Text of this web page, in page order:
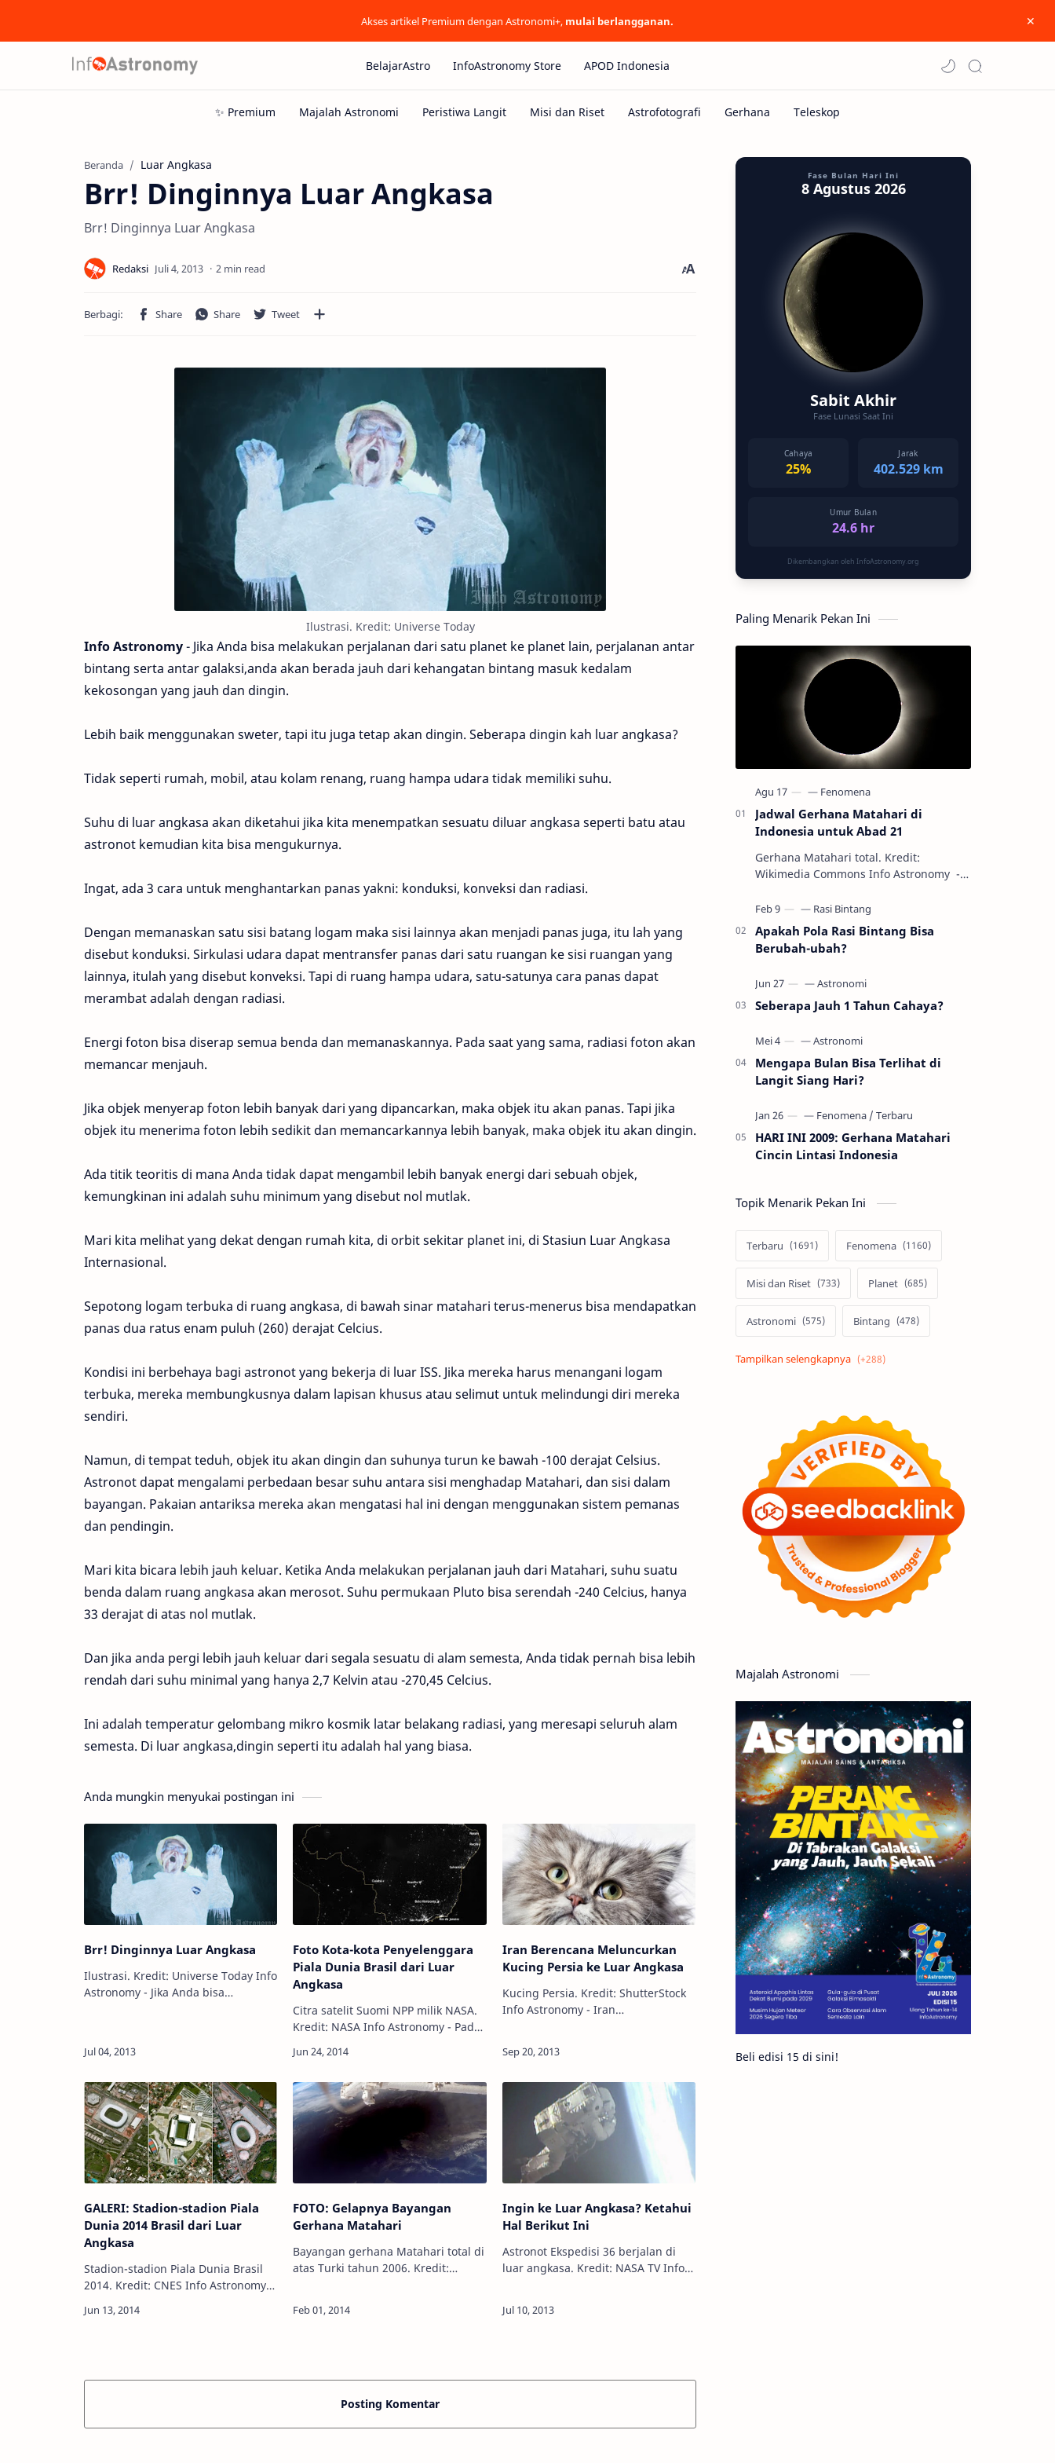
Akses artikel Premium dengan Astronomi+, mulai berlangganan.
BelajarAstro InfoAstronomy Store APOD Indonesia
Beranda Luar Angkasa
Brr! Dinginnya Luar Angkasa
Brr! Dinginnya Luar Angkasa
2 min read
Ilustrasi. Kredit: Universe Today
Info Astronomy- Jika Anda bisa melakukan perjalanan dari satu planet ke planet lain, perjalanan antar
bintang serta antar galaksi,anda akan berada jauh dari kehangatan bintang masuk kedalam
kekosongan yang jauh dan dingin.
Lebih baik menggunakan sweter, tapi itu juga tetap akan dingin. Seberapa dingin kah luar angkasa?
Tidak seperti rumah, mobil, atau kolam renang, ruang hampa udara tidak memiliki suhu.
Suhu di luar angkasa akan diketahui jika kita menempatkan sesuatu diluar angkasa seperti batu atau
astronot kemudian kita bisa mengukurnya.
Ingat, ada 3 cara untuk menghantarkan panas yakni: konduksi, konveksi dan radiasi.
Dengan memanaskan satu sisi batang logam maka sisi lainnya akan menjadi panas juga, itu lah yang
disebut konduksi. Sirkulasi udara dapat mentransfer panas dari satu ruangan ke sisi ruangan yang
lainnya, itulah yang disebut konveksi. Tapi di ruang hampa udara, satu-satunya cara panas dapat
merambat adalah dengan radiasi.
Energi foton bisa diserap semua benda dan memanaskannya. Pada saat yang sama, radiasi foton akan
memancar menjauh.
Jika objek menyerap foton lebih banyak dari yang dipancarkan, maka objek itu akan panas. Tapi jika
objek itu menerima foton lebih sedikit dan memancarkannya lebih banyak, maka objek itu akan dingin.
Ada titik teoritis di mana Anda tidak dapat mengambil lebih banyak energi dari sebuah objek,
kemungkinan ini adalah suhu minimum yang disebut nol mutlak.
Mari kita melihat yang dekat dengan rumah kita, di orbit sekitar planet ini, di Stasiun Luar Angkasa
Internasional.
Sepotong logam terbuka di ruang angkasa, di bawah sinar matahari terus-menerus bisa mendapatkan
panas dua ratus enam puluh (260) derajat Celcius.
Kondisi ini berbehaya bagi astronot yang bekerja di luar ISS. Jika mereka harus menangani logam
terbuka, mereka membungkusnya dalam lapisan khusus atau selimut untuk melindungi diri mereka
sendiri.
Namun, di tempat teduh, objek itu akan dingin dan suhunya turun ke bawah -100 derajat Celsius.
Astronot dapat mengalami perbedaan besar suhu antara sisi menghadap Matahari, dan sisi dalam
bayangan. Pakaian antariksa mereka akan mengatasi hal ini dengan menggunakan sistem pemanas
dan pendingin.
Mari kita bicara lebih jauh keluar. Ketika Anda melakukan perjalanan jauh dari Matahari, suhu suatu
benda dalam ruang angkasa akan merosot. Suhu permukaan Pluto bisa serendah -240 Celcius, hanya
33 derajat di atas nol mutlak.
Dan jika anda pergi lebih jauh keluar dari segala sesuatu di alam semesta, Anda tidak pernah bisa lebih
rendah dari suhu minimal yang hanya 2,7 Kelvin atau -270,45 Celcius.
Ini adalah temperatur gelombang mikro kosmik latar belakang radiasi, yang meresapi seluruh alam
semesta. Di luar angkasa,dingin seperti itu adalah hal yang biasa.
Anda mungkin menyukai postingan ini
Brr! Dinginnya Luar Angkasa
Ilustrasi. Kredit: Universe Today Info
Astronomy - Jika Anda bisa
galaksi,anda akan be…
Foto Kota-kota Penyelenggara
Piala Dunia Brasil dari Luar
Angkasa
Citra satelit Suomi NPP milik NASA.
Kredit: NASA Info Astronomy - Pada
event sepakbola terbesar di dunia
São…
Iran Berencana Meluncurkan
Kucing Persia ke Luar Angkasa
Kucing Persia. Kredit: ShutterStock
Info Astronomy - Iran
astronot dari negara mereka
GALERI: Stadion-stadion Piala
Dunia 2014 Brasil dari Luar
Angkasa
Stadion-stadion Piala Dunia Brasil
2014. Kredit: CNES Info Astronomy -
bergulir! Di pertandingan perdana
FOTO: Gelapnya Bayangan
Gerhana Matahari
Bayangan gerhana Matahari total di
atas Turki tahun 2006. Kredit:
astronot yang sedang bertugas di
Ingin ke Luar Angkasa? Ketahui
Hal Berikut Ini
Astronot Ekspedisi 36 berjalan di
luar angkasa. Kredit: NASA TV Info
siapapun pasti ingin sekali
Posting Komentar
Fase Bulan Hari Ini
8 Agustus 2026
Sabit Akhir
Fase Lunasi Saat Ini
Cahaya
25%
Jarak
402.529 km
Umur Bulan
24.6 hr
Dikembangkan oleh InfoAstronomy.org
Paling Menarik Pekan Ini
Jadwal Gerhana Matahari di
Indonesia untuk Abad 21
Gerhana Matahari total. Kredit:
Wikimedia Commons Info Astronomy -
gerhana Matahari akan terjadi sebanyak
22…
Apakah Pola Rasi Bintang Bisa
Berubah-ubah?
Seberapa Jauh 1 Tahun Cahaya?
Mengapa Bulan Bisa Terlihat di
Langit Siang Hari?
HARI INI 2009: Gerhana Matahari
Cincin Lintasi Indonesia
Topik Menarik Pekan Ini
Terbaru Fenomena
Misi dan Riset Planet
Astronomi Bintang
Alam semesta Galaksi
Tata Surya
Hype Astronot
Asteroid Observasi
Premium Komet
Penelitian
Satelit
Aurora Supernova
Nebula Sponsored
Matahari Featured
Mars Planet Katai
GMT 2016 History
Hoax Bima Sakti
Meteor Gerhana
Komet ISON Jupiter
Planet Kerdil Bumi
Pengetahuan Berita
Majalah Astronomi
Beli edisi 15 di sini!